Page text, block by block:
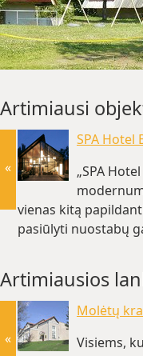
Artimiausi
SPA Hotel
„SPA
vienas kitą
pasiūlyti nuostabų
«
Artimiausios
Molėtų
Visiems,
«